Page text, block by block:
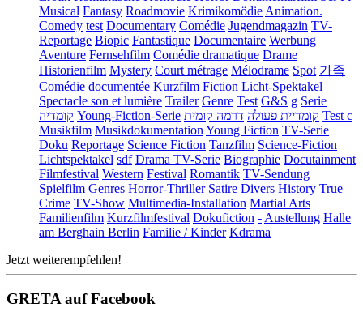
Musical Fantasy Roadmovie Krimikomödie Animation.
Comedy test Documentary Comédie Jugendmagazin TV-
Reportage Biopic Fantastique Documentaire Werbung
Aventure Fernsehfilm Comédie dramatique Drame
Historienfilm Mystery Court métrage Mélodrame Spot 가족
Comédie documentée Kurzfilm Fiction Licht-Spektakel
Spectacle son et lumière Trailer Genre Test G&S g Serie
קומדיה Young-Fiction-Serie קומדיית פעולה דרמה קומית
Test c
Musikfilm Musikdokumentation Young Fiction TV-Serie
Doku Reportage Science Fiction Tanzfilm Science-Fiction
Lichtspektakel sdf Drama TV-Serie Biographie Docutainment
Filmfestival Western Festival Romantik TV-Sendung
Spielfilm Genres Horror-Thriller Satire Divers History True
Crime TV-Show Multimedia-Installation Martial Arts
Familienfilm Kurzfilmfestival Dokufiction - Austellung Halle
am Berghain Berlin Familie / Kinder Kdrama
Jetzt weiterempfehlen!
GRETA auf Facebook